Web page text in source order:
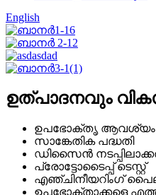
English
ഉത്പാദനവും
ഉപഭോക്തൃ ആവശ്യം
സാങ്കേതിക പദ്ധതി
ഡിസൈൻ
പ്രോട്ടോടൈപ്പ് ടെസ്റ്റ്
എഞ്ചിനീയറിംഗ്
ഉപഭോക്താക്കളെ